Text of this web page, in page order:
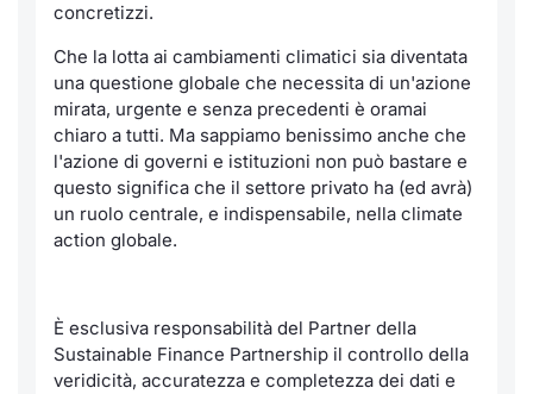
concretizzi.
Che la lotta ai cambiamenti climatici sia diventata
una questione globale che necessita di un'azione
mirata, urgente e senza precedenti è oramai
chiaro a tutti. Ma sappiamo benissimo anche che
l'azione di governi e istituzioni non può bastare e
questo significa che il settore privato ha (ed avrà)
un ruolo centrale, e indispensabile, nella climate
action globale.
È esclusiva responsabilità del Partner della
Sustainable Finance Partnership il controllo della
veridicità, accuratezza e completezza dei dati e